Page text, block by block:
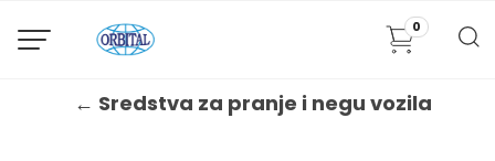
0
← Sredstva za pranje i negu vozila